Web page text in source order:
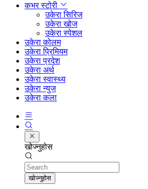
कभर स्टोरी
उकेरा सिरिज
उकेरा खोज
उकेरा स्पेशल
उकेरा कोलम
उकेरा प्रिमियम
उकेरा प्रदेश
उकेरा अर्थ
उकेरा स्वास्थ्य
उकेरा न्युज
उकेरा कला
खोज्नुहोस
Search
खोज्नुहोस